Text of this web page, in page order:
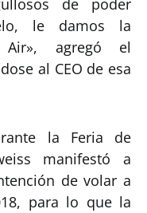
de poder
le damos la
Air», agregó el
al CEO de esa
la Feria de
manifestó a
de volar a
para lo que la